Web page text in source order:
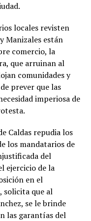
locales revisten
Manizales están
comercio, la
que arruinan al
comunidades y
prever que las
imperiosa de
Caldas repudia los
los mandatarios de
del
ejercicio de la
en el
que al
se le brinde
las garantías del